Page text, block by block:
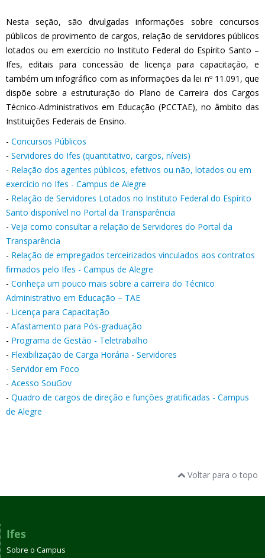
Nesta seção, são divulgadas informações sobre concursos
públicos de provimento de cargos, relação de servidores públicos
lotados ou em exercício no Instituto Federal do Espírito Santo –
Ifes, editais para concessão de licença para capacitação, e
também um infográfico com as informações da lei nº 11.091, que
dispõe sobre a estruturação do Plano de Carreira dos Cargos
Técnico-Administrativos em Educação (PCCTAE), no âmbito das
Instituições Federais de Ensino.
- Concursos Públicos
- Servidores do Ifes (quantitativo, cargos, níveis)
- Relação dos agentes públicos, efetivos ou não, lotados ou em
exercício no Ifes - Campus de Alegre
- Relação de Servidores Lotados no Instituto Federal do Espírito
Santo disponível no Portal da Transparência
- Veja como consultar a relação de Servidores do Portal da
Transparência
- Relação de empregados terceirizados vinculados aos contratos
firmados pelo Ifes - Campus de Alegre
- Conheça um pouco mais sobre a carreira do Técnico
Administrativo em Educação – TAE
- Licença para Capacitação
- Afastamento para Pós-graduação
- Programa de Gestão - Teletrabalho
- Flexibilização de Carga Horária - Servidores
- Servidor em Foco
- Acesso SouGov
- Quadro de cargos de direção e funções gratificadas - Campus
de Alegre
Voltar para o topo
Ifes
Sobre o Campus